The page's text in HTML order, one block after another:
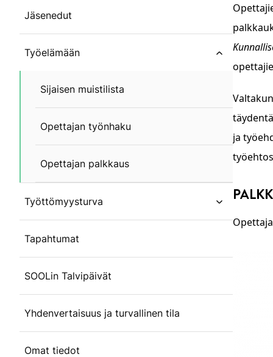
ja
Jäsenedut
Työelämään close
Sijaisen muistilista
Opettajan työnhaku
Opettajan palkkaus
Työttömyysturva open
Tapahtumat
SOOLin Talvipäivät
Yhdenvertaisuus ja turvallinen tila
Omat tiedot